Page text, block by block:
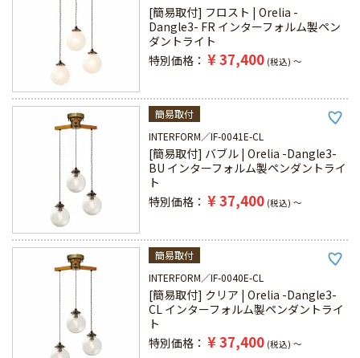
[簡易取付] フロスト | Orelia -
Dangle3- FR インターフォルム製ペン
ダントライト
特別価格
¥37,400 税込 〜
簡易取付
INTERFORM
IF-0041E-CL
[簡易取付] バブル | Orelia -Dangle3-
BU インターフォルム製ペンダントライ
ト
特別価格
¥37,400 税込 〜
簡易取付
INTERFORM
IF-0040E-CL
[簡易取付] クリア | Orelia -Dangle3-
CL インターフォルム製ペンダントライ
ト
特別価格
¥37,400 税込 〜